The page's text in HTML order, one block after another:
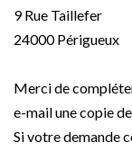
9 Rue Taillefer
24000 Périgueux
Merci de
e-mail une copie
Si votre demande